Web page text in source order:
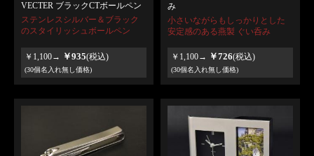
VECTER ブラックCTボールペン
ステンレスシルバー＆ブラック
のスタイリッシュボールペン
￥1,100→ ￥935(税込)
(30個名入れ無し価格)
み
小さいながらもしっかりとした
安定感のある燕製 ぐい呑み
￥1,100→ ￥726(税込)
(30個名入れ無し価格)